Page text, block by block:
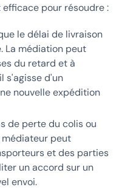
pour résoudre :
le délai de livraison
La médiation peut
du retard et à
s'agisse d'un
nouvelle expédition
de perte du colis ou
peut
et des parties
un accord sur un
envoi.